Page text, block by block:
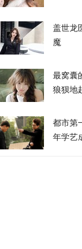
盖世龙
魔
最窝囊
狼狈地
都市第
年学艺